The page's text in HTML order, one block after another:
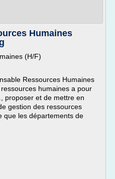
Humaines
(H/F)
Ressources Humaines
humaines a pour
proposer et de mettre en
gestion des ressources
que les départements de